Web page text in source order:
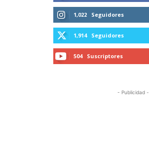
1,022 Seguidores
1,914 Seguidores
504 Suscriptores
- Publicidad -